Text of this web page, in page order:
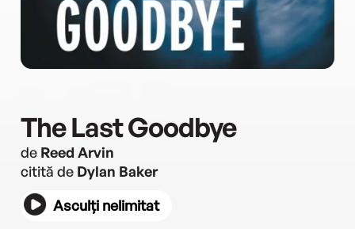
The Last Goodbye
de Reed Arvin
citită de Dylan Baker
Asculți nelimitat